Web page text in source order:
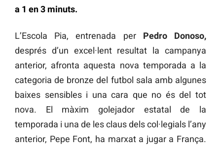
a 1 en 3 minuts.
L’Escola Pia, entrenada per Pedro Donoso,
després d’un excel·lent resultat la campanya
anterior, afronta aquesta nova temporada a la
categoria de bronze del futbol sala amb algunes
baixes sensibles i una cara que no és del tot
nova. El màxim golejador estatal de la
temporada i una de les claus dels col·legials l’any
anterior, Pepe Font, ha marxat a jugar a França.